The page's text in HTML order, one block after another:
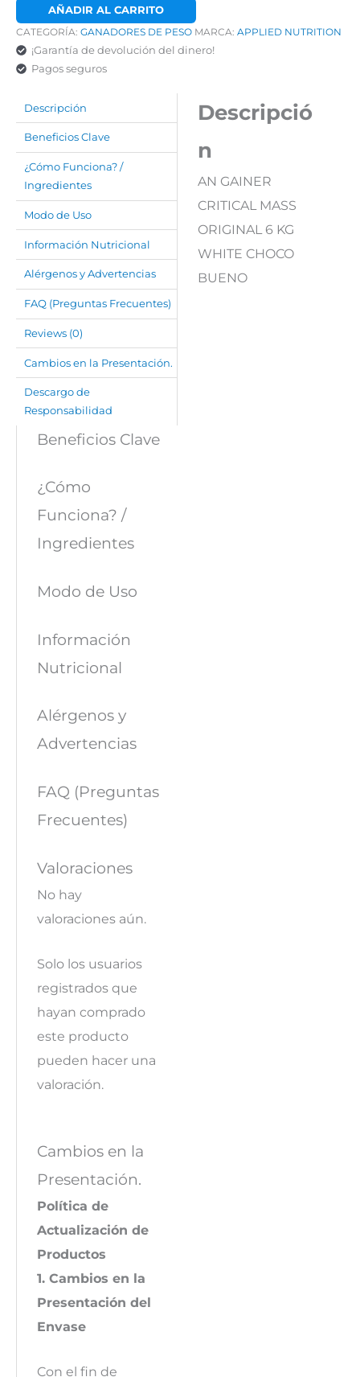
AÑADIR AL CARRITO
CATEGORÍA: GANADORES DE PESO MARCA: APPLIED NUTRITION
¡Garantía de devolución del dinero!
Pagos seguros
Descripción
Beneficios Clave
¿Cómo Funciona? /
Ingredientes
Modo de Uso
Información Nutricional
Alérgenos y Advertencias
FAQ (Preguntas Frecuentes)
Reviews (0)
Cambios en la Presentación.
Descargo de
Responsabilidad
Descripció
n
AN GAINER
CRITICAL MASS
ORIGINAL 6 KG
WHITE CHOCO
BUENO
Beneficios Clave
¿Cómo
Funciona? /
Ingredientes
Modo de Uso
Información
Nutricional
Alérgenos y
Advertencias
FAQ (Preguntas
Frecuentes)
Valoraciones
No hay
valoraciones aún.
Solo los usuarios
registrados que
hayan comprado
este producto
pueden hacer una
valoración.
Cambios en la
Presentación.
Política de
Actualización de
Productos
1. Cambios en la
Presentación del
Envase
Con el fin de